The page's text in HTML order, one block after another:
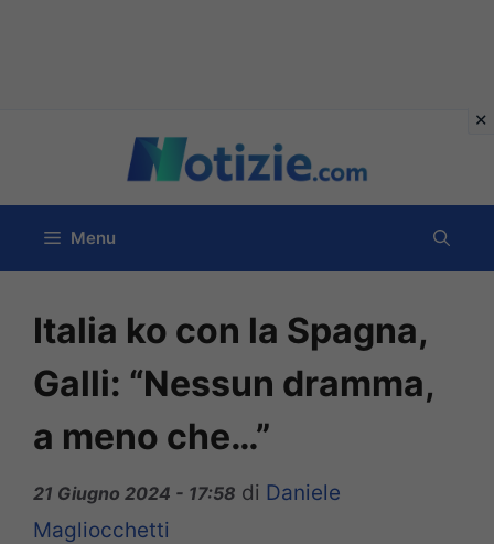
contenuto
Menu
Italia ko con la Spagna,
Galli: “Nessun dramma,
a meno che…”
21 Giugno 2024 - 17:58 di Daniele
Magliocchetti